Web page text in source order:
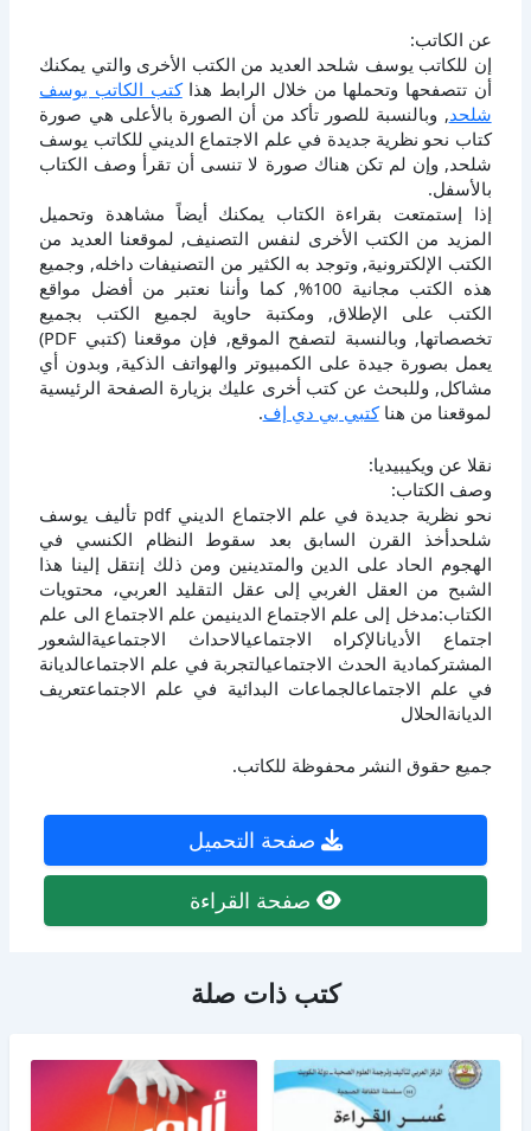
عن الكاتب:
إن للكاتب يوسف شلحد العديد من الكتب الأخرى والتي يمكنك
أن تتصفحها وتحملها من خلال الرابط هذاكتب الكاتب يوسف
شلحد, وبالنسبة للصور تأكد من أن الصورة بالأعلى هي صورة
كتاب نحو نظرية جديدة في علم الاجتماع الديني للكاتب يوسف
شلحد, وإن لم تكن هناك صورة لا تنسى أن تقرأ وصف الكتاب
بالأسفل.
إذا إستمتعت بقراءة الكتاب يمكنك أيضاً مشاهدة وتحميل
المزيد من الكتب الأخرى لنفس التصنيف, لموقعنا العديد من
الكتب الإلكترونية, وتوجد به الكثير من التصنيفات داخله, وجميع
هذه الكتب مجانية 100%, كما وأننا نعتبر من أفضل مواقع
الكتب على الإطلاق, ومكتبة حاوية لجميع الكتب بجميع
تخصصاتها, وبالنسبة لتصفح الموقع, فإن موقعنا (كتبي PDF)
يعمل بصورة جيدة على الكمبيوتر والهواتف الذكية, وبدون أي
مشاكل, وللبحث عن كتب أخرى عليك بزيارة الصفحة الرئيسية
لموقعنا من هناكتبي بي دي إف.
نقلا عن ويكيبيديا:
وصف الكتاب:
نحو نظرية جديدة في علم الاجتماع الديني pdf تأليف يوسف
شلحدأخذ القرن السابق بعد سقوط النظام الكنسي في
الهجوم الحاد على الدين والمتدينين ومن ذلك إنتقل إلينا هذا
الشبح من العقل الغربي إلى عقل التقليد العربي، محتويات
الكتاب:مدخل إلى علم الاجتماع الدينيمن علم الاجتماع الى علم
اجتماع الأديانالإكراه الاجتماعيالاحداث الاجتماعيةالشعور
المشتركمادية الحدث الاجتماعيالتجربة في علم الاجتماعالديانة
في علم الاجتماعالجماعات البدائية في علم الاجتماعتعريف
الديانةالحلال
جميع حقوق النشر محفوظة للكاتب.
صفحة التحميل
صفحة القراءة
كتب ذات صلة